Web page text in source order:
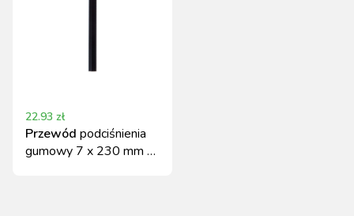
22.93 zł
Przewód podciśnienia
gumowy 7 x 230 mm 4